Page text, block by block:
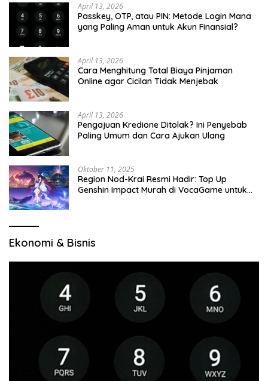
April 13, 2026
Passkey, OTP, atau PIN: Metode Login Mana
yang Paling Aman untuk Akun Finansial?
April 13, 2026
Cara Menghitung Total Biaya Pinjaman
Online agar Cicilan Tidak Menjebak
April 13, 2026
Pengajuan Kredione Ditolak? Ini Penyebab
Paling Umum dan Cara Ajukan Ulang
Oktober 11, 2025
Region Nod-Krai Resmi Hadir: Top Up
Genshin Impact Murah di VocaGame untuk
Ekonomi & Bisnis